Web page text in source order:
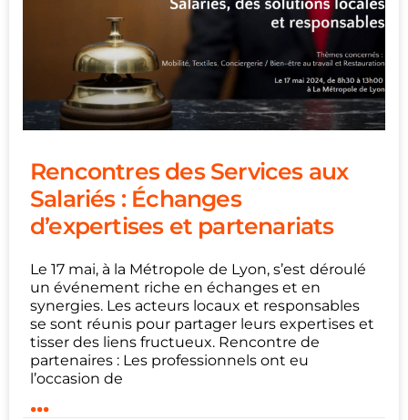
Rencontres des Services aux
Salariés : Échanges
d’expertises et partenariats
Le 17 mai, à la Métropole de Lyon, s’est déroulé
un événement riche en échanges et en
synergies. Les acteurs locaux et responsables
se sont réunis pour partager leurs expertises et
tisser des liens fructueux. Rencontre de
partenaires : Les professionnels ont eu
l’occasion de
...